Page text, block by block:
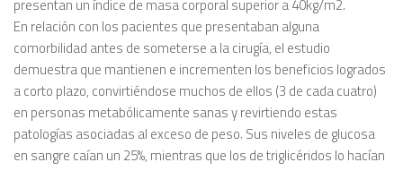
presentan un índice de masa corporal superior a 40kg/m2.
En relación con los pacientes que presentaban alguna
comorbilidad antes de someterse a la cirugía, el estudio
demuestra que mantienen e incrementen los beneficios logrados
a corto plazo, convirtiéndose muchos de ellos (3 de cada cuatro)
en personas metabólicamente sanas y revirtiendo estas
patologías asociadas al exceso de peso. Sus niveles de glucosa
en sangre caían un 25%, mientras que los de triglicéridos lo hacían